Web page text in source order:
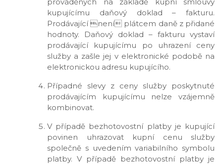
kupujícímu daňový doklad – fakturu.
Prodávající není plátcem daně z přidané
hodnoty. Daňový doklad – fakturu vystaví
prodávající kupujícímu po uhrazení ceny
služby a zašle jej v elektronické podobě na
elektronickou adresu kupujícího.
Případné slevy z ceny služby poskytnuté
prodávajícím kupujícímu nelze vzájemně
kombinovat.
V případě bezhotovostní platby je kupující
povinen uhrazovat kupní cenu služby
společně s uvedením variabilního symbolu
platby. V případě bezhotovostní platby je